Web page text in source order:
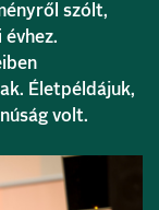
szólt,
Életpéldájuk,
volt.